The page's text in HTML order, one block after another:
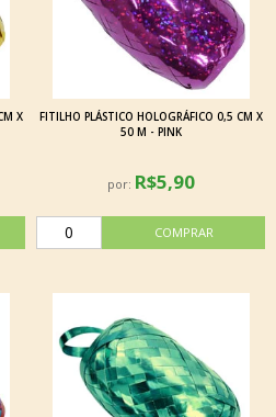
X
FITILHO PLÁSTICO HOLOGRÁFICO 0,5 CM X
50 M - PINK
por: R$5,90